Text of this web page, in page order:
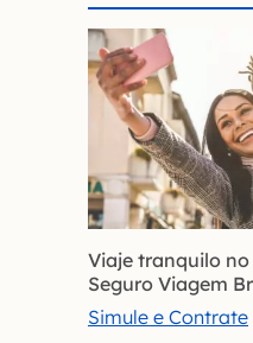
Viaje tranquilo
Seguro Viagem
Simule e Contrate